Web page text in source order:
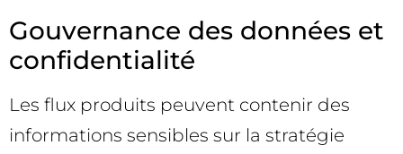
Gouvernance des données et
confidentialité
Les flux produits peuvent contenir des
informations sensibles sur la stratégie